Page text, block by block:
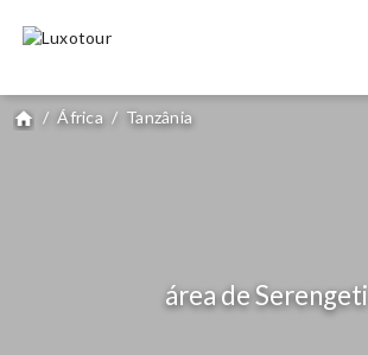
home / África / Tanzânia
área de Serengeti